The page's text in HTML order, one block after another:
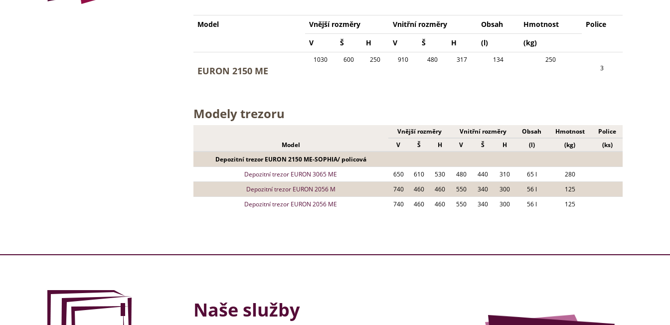
Model Vnější rozměry Vnitřní rozměry Obsah Hmotnost
Police
V
Š H V Š H (l) (kg)
EURON 2150 ME
1030 600 250 910 480 317 134
250
3
Modely trezoru
Model
Vnější rozměry Vnitřní rozměry Obsah Hmotnost
Police
V
Š H V Š H (l) (kg)
(ks)
Depozitní trezor EURON 2150 ME-SOPHIA/ policová
Depozitní trezor EURON 3065 ME
650 610 530 480 440 310 65 l
280
Depozitní trezor EURON 2056 M
740 460 460 550 340 300 56 l
125
Depozitní trezor EURON 2056 ME
740 460 460 550 340 300 56 l 125
Naše služby